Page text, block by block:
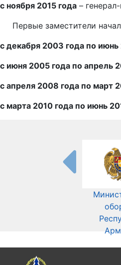
с ноября 2015 года –
Первые заместители
с декабря 2003 года по июнь
с июня 2005 года по апрель
с апреля 2008 года по март
с марта 2010 года по июнь